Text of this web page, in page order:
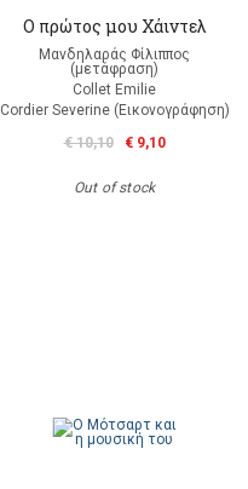
Ο πρώτος μου Χάιντελ
Μανδηλαράς Φίλιππος
(μετάφραση)
Collet Emilie
Cordier Severine (Εικονογράφηση)
€ 10,10
€ 9,10
Out of stock